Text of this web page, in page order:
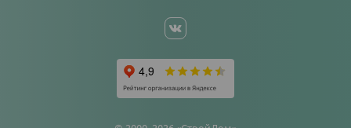
Social
links